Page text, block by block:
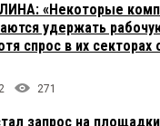
«Некоторые
удержать
спрос в их секторах
2 271
запрос на